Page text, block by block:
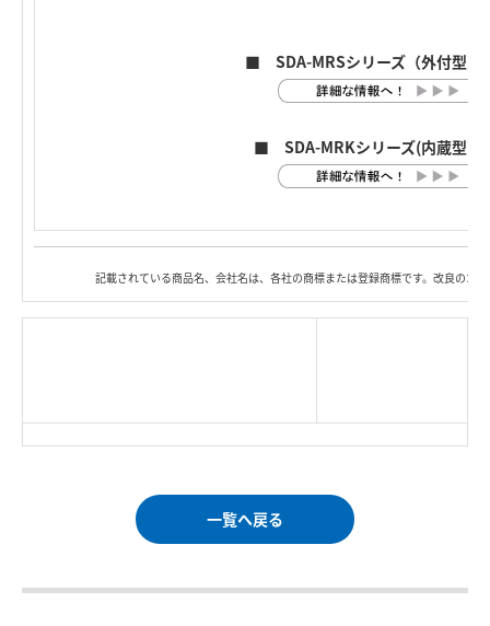
■ SDA-MRSシリーズ（外付型
■ SDA-MRKシリーズ(内蔵型
記載されている商品名、会社名は、各社の商標または登録商標です。改良のた
一覧へ戻る